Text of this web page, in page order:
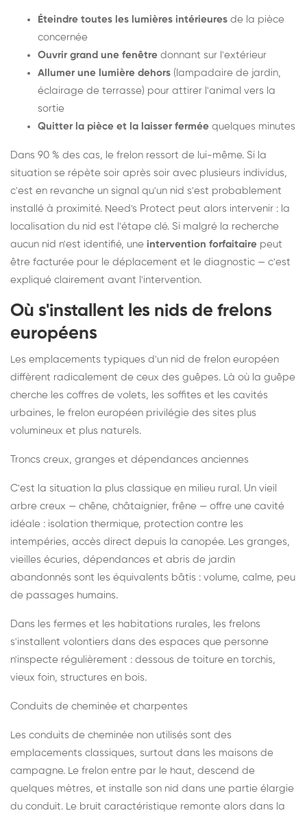
Éteindre toutes les lumières intérieures de la pièce
concernée
Ouvrir grand une fenêtre donnant sur l'extérieur
Allumer une lumière dehors (lampadaire de jardin,
éclairage de terrasse) pour attirer l'animal vers la
sortie
Quitter la pièce et la laisser fermée quelques minutes
Dans 90 % des cas, le frelon ressort de lui-même. Si la
situation se répète soir après soir avec plusieurs individus,
c'est en revanche un signal qu'un nid s'est probablement
installé à proximité. Need's Protect peut alors intervenir : la
localisation du nid est l'étape clé. Si malgré la recherche
aucun nid n'est identifié, une intervention forfaitaire peut
être facturée pour le déplacement et le diagnostic — c'est
expliqué clairement avant l'intervention.
Où s'installent les nids de frelons
européens
Les emplacements typiques d'un nid de frelon européen
diffèrent radicalement de ceux des guêpes. Là où la guêpe
cherche les coffres de volets, les soffites et les cavités
urbaines, le frelon européen privilégie des sites plus
volumineux et plus naturels.
Troncs creux, granges et dépendances anciennes
C'est la situation la plus classique en milieu rural. Un vieil
arbre creux — chêne, châtaignier, frêne — offre une cavité
idéale : isolation thermique, protection contre les
intempéries, accès direct depuis la canopée. Les granges,
vieilles écuries, dépendances et abris de jardin
abandonnés sont les équivalents bâtis : volume, calme, peu
de passages humains.
Dans les fermes et les habitations rurales, les frelons
s'installent volontiers dans des espaces que personne
n'inspecte régulièrement : dessous de toiture en torchis,
vieux foin, structures en bois.
Conduits de cheminée et charpentes
Les conduits de cheminée non utilisés sont des
emplacements classiques, surtout dans les maisons de
campagne. Le frelon entre par le haut, descend de
quelques mètres, et installe son nid dans une partie élargie
du conduit. Le bruit caractéristique remonte alors dans la